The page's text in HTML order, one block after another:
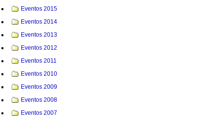
Eventos 2015
Eventos 2014
Eventos 2013
Eventos 2012
Eventos 2011
Eventos 2010
Eventos 2009
Eventos 2008
Eventos 2007